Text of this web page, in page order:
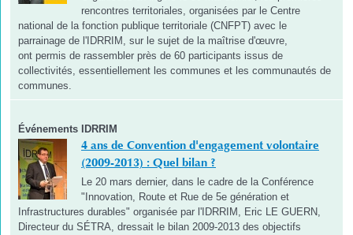
rencontres territoriales, organisées par le Centre
national de la fonction publique territoriale (CNFPT) avec le
parrainage de l'IDRRIM, sur le sujet de la maîtrise d'œuvre,
ont permis de rassembler près de 60 participants issus de
collectivités, essentiellement les communes et les communautés de
communes.
Événements IDRRIM
4 ans de Convention d'engagement volontaire
(2009-2013) : Quel bilan ?
Le 20 mars dernier, dans le cadre de la Conférence
"Innovation, Route et Rue de 5e génération et
Infrastructures durables" organisée par l'IDRRIM, Eric LE GUERN,
Directeur du SÉTRA, dressait le bilan 2009-2013 des objectifs